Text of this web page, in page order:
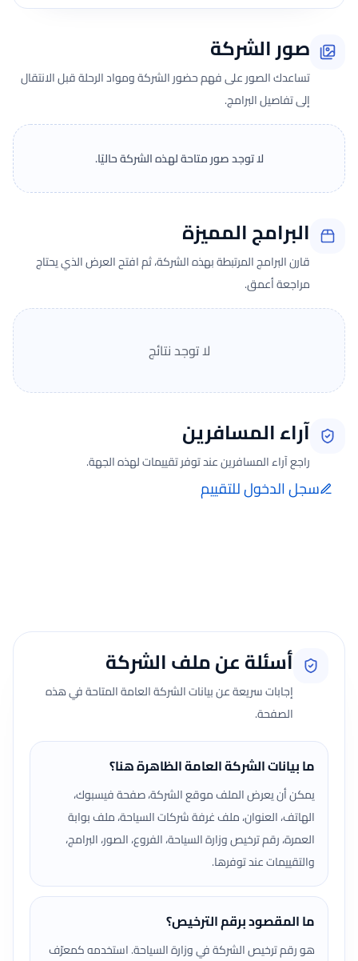
صور الشركة
تساعدك الصور على فهم حضور الشركة ومواد الرحلة قبل الانتقال
إلى تفاصيل البرامج.
لا توجد صور متاحة لهذه الشركة حاليًا.
البرامج المميزة
قارن البرامج المرتبطة بهذه الشركة، ثم افتح العرض الذي يحتاج
مراجعة أعمق.
لا توجد نتائج
آراء المسافرين
راجع آراء المسافرين عند توفر تقييمات لهذه الجهة.
سجل الدخول للتقييم
أسئلة عن ملف الشركة
إجابات سريعة عن بيانات الشركة العامة المتاحة في هذه
الصفحة.
ما بيانات الشركة العامة الظاهرة هنا؟
يمكن أن يعرض الملف موقع الشركة، صفحة فيسبوك،
الهاتف، العنوان، ملف غرفة شركات السياحة، ملف بوابة
العمرة، رقم ترخيص وزارة السياحة، الفروع، الصور، البرامج،
والتقييمات عند توفرها.
ما المقصود برقم الترخيص؟
هو رقم ترخيص الشركة في وزارة السياحة. استخدمه كمعرّف